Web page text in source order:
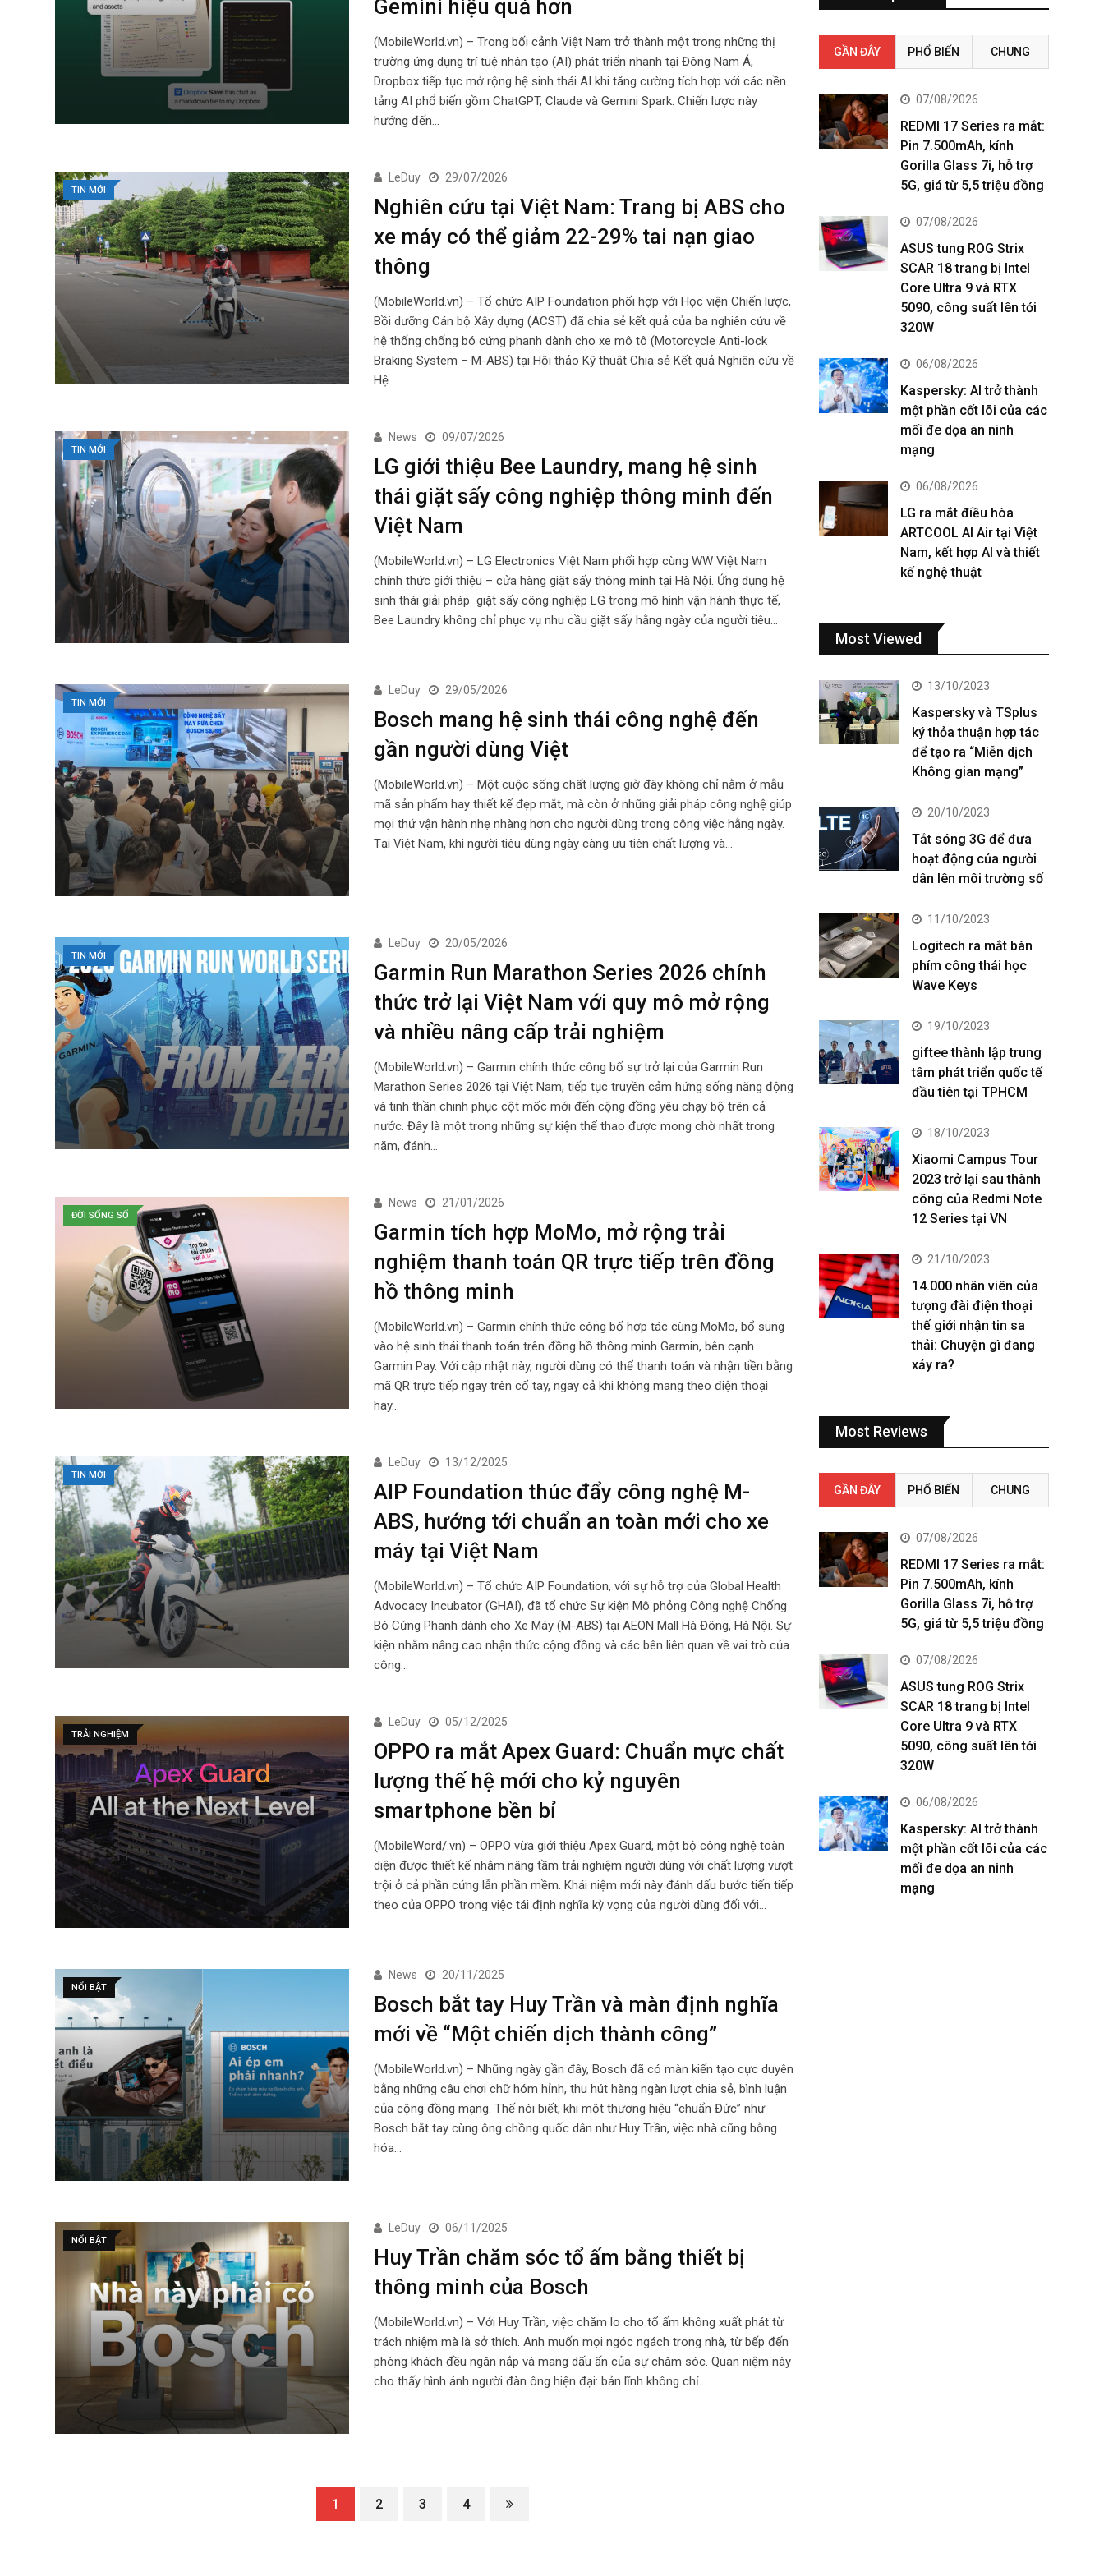
Gemini hiệu quả hơn
(MobileWorld.vn) – Trong bối cảnh Việt Nam trở thành một trong những thị
trường ứng dụng trí tuệ nhân tạo (AI) phát triển nhanh tại Đông Nam Á,
Dropbox tiếp tục mở rộng hệ sinh thái AI khi tăng cường tích hợp với các nền
tảng AI phổ biến gồm ChatGPT, Claude và Gemini Spark. Chiến lược này
hướng đến…
TIN MỚI
LeDuy 29/07/2026
Nghiên cứu tại Việt Nam: Trang bị ABS cho
xe máy có thể giảm 22-29% tai nạn giao
thông
(MobileWorld.vn) – Tổ chức AIP Foundation phối hợp với Học viện Chiến lược,
Bồi dưỡng Cán bộ Xây dựng (ACST) đã chia sẻ kết quả của ba nghiên cứu về
hệ thống chống bó cứng phanh dành cho xe mô tô (Motorcycle Anti-lock
Braking System – M-ABS) tại Hội thảo Kỹ thuật Chia sẻ Kết quả Nghiên cứu về
Hệ…
TIN MỚI
News 09/07/2026
LG giới thiệu Bee Laundry, mang hệ sinh
thái giặt sấy công nghiệp thông minh đến
Việt Nam
(MobileWorld.vn) – LG Electronics Việt Nam phối hợp cùng WW Việt Nam
chính thức giới thiệu – cửa hàng giặt sấy thông minh tại Hà Nội. Ứng dụng hệ
sinh thái giải pháp giặt sấy công nghiệp LG trong mô hình vận hành thực tế,
Bee Laundry không chỉ phục vụ nhu cầu giặt sấy hằng ngày của người tiêu…
TIN MỚI
LeDuy 29/05/2026
Bosch mang hệ sinh thái công nghệ đến
gần người dùng Việt
(MobileWorld.vn) – Một cuộc sống chất lượng giờ đây không chỉ nằm ở mẫu
mã sản phẩm hay thiết kế đẹp mắt, mà còn ở những giải pháp công nghệ giúp
mọi thứ vận hành nhẹ nhàng hơn cho người dùng trong công việc hằng ngày.
Tại Việt Nam, khi người tiêu dùng ngày càng ưu tiên chất lượng và…
TIN MỚI
LeDuy 20/05/2026
Garmin Run Marathon Series 2026 chính
thức trở lại Việt Nam với quy mô mở rộng
và nhiều nâng cấp trải nghiệm
(MobileWorld.vn) – Garmin chính thức công bố sự trở lại của Garmin Run
Marathon Series 2026 tại Việt Nam, tiếp tục truyền cảm hứng sống năng động
và tinh thần chinh phục cột mốc mới đến cộng đồng yêu chạy bộ trên cả
nước. Đây là một trong những sự kiện thể thao được mong chờ nhất trong
năm, đánh…
ĐỜI SỐNG SỐ
News 21/01/2026
Garmin tích hợp MoMo, mở rộng trải
nghiệm thanh toán QR trực tiếp trên đồng
hồ thông minh
(MobileWorld.vn) – Garmin chính thức công bố hợp tác cùng MoMo, bổ sung
vào hệ sinh thái thanh toán trên đồng hồ thông minh Garmin, bên cạnh
Garmin Pay. Với cập nhật này, người dùng có thể thanh toán và nhận tiền bằng
mã QR trực tiếp ngay trên cổ tay, ngay cả khi không mang theo điện thoại
hay…
TIN MỚI
LeDuy 13/12/2025
AIP Foundation thúc đẩy công nghệ M-
ABS, hướng tới chuẩn an toàn mới cho xe
máy tại Việt Nam
(MobileWorld.vn) – Tổ chức AIP Foundation, với sự hỗ trợ của Global Health
Advocacy Incubator (GHAI), đã tổ chức Sự kiện Mô phỏng Công nghệ Chống
Bó Cứng Phanh dành cho Xe Máy (M-ABS) tại AEON Mall Hà Đông, Hà Nội. Sự
kiện nhằm nâng cao nhận thức cộng đồng và các bên liên quan về vai trò của
công…
TRẢI NGHIỆM
LeDuy 05/12/2025
OPPO ra mắt Apex Guard: Chuẩn mực chất
lượng thế hệ mới cho kỷ nguyên
smartphone bền bỉ
(MobileWord/.vn) – OPPO vừa giới thiệu Apex Guard, một bộ công nghệ toàn
diện được thiết kế nhằm nâng tầm trải nghiệm người dùng với chất lượng vượt
trội ở cả phần cứng lẫn phần mềm. Khái niệm mới này đánh dấu bước tiến tiếp
theo của OPPO trong việc tái định nghĩa kỳ vọng của người dùng đối với…
NỔI BẬT
News 20/11/2025
Bosch bắt tay Huy Trần và màn định nghĩa
mới về “Một chiến dịch thành công”
(MobileWorld.vn) – Những ngày gần đây, Bosch đã có màn kiến tạo cực duyên
bằng những câu chơi chữ hóm hỉnh, thu hút hàng ngàn lượt chia sẻ, bình luận
của cộng đồng mạng. Thế nói biết, khi một thương hiệu “chuẩn Đức” như
Bosch bắt tay cùng ông chồng quốc dân như Huy Trần, việc nhà cũng bỗng
hóa…
NỔI BẬT
LeDuy 06/11/2025
Huy Trần chăm sóc tổ ấm bằng thiết bị
thông minh của Bosch
(MobileWorld.vn) – Với Huy Trần, việc chăm lo cho tổ ấm không xuất phát từ
trách nhiệm mà là sở thích. Anh muốn mọi ngóc ngách trong nhà, từ bếp đến
phòng khách đều ngăn nắp và mang dấu ấn của sự chăm sóc. Quan niệm này
cho thấy hình ảnh người đàn ông hiện đại: bản lĩnh không chỉ…
1 2 3 4
GẦN ĐÂY PHỔ BIẾN CHUNG
07/08/2026
REDMI 17 Series ra mắt:
Pin 7.500mAh, kính
Gorilla Glass 7i, hỗ trợ
5G, giá từ 5,5 triệu đồng
07/08/2026
ASUS tung ROG Strix
SCAR 18 trang bị Intel
Core Ultra 9 và RTX
5090, công suất lên tới
320W
06/08/2026
Kaspersky: AI trở thành
một phần cốt lõi của các
mối đe dọa an ninh
mạng
06/08/2026
LG ra mắt điều hòa
ARTCOOL AI Air tại Việt
Nam, kết hợp AI và thiết
kế nghệ thuật
Most Viewed
13/10/2023
Kaspersky và TSplus
ký thỏa thuận hợp tác
để tạo ra “Miễn dịch
Không gian mạng”
20/10/2023
Tắt sóng 3G để đưa
hoạt động của người
dân lên môi trường số
11/10/2023
Logitech ra mắt bàn
phím công thái học
Wave Keys
19/10/2023
giftee thành lập trung
tâm phát triển quốc tế
đầu tiên tại TPHCM
18/10/2023
Xiaomi Campus Tour
2023 trở lại sau thành
công của Redmi Note
12 Series tại VN
21/10/2023
14.000 nhân viên của
tượng đài điện thoại
thế giới nhận tin sa
thải: Chuyện gì đang
xảy ra?
Most Reviews
GẦN ĐÂY PHỔ BIẾN CHUNG
07/08/2026
REDMI 17 Series ra mắt:
Pin 7.500mAh, kính
Gorilla Glass 7i, hỗ trợ
5G, giá từ 5,5 triệu đồng
07/08/2026
ASUS tung ROG Strix
SCAR 18 trang bị Intel
Core Ultra 9 và RTX
5090, công suất lên tới
320W
06/08/2026
Kaspersky: AI trở thành
một phần cốt lõi của các
mối đe dọa an ninh
mạng